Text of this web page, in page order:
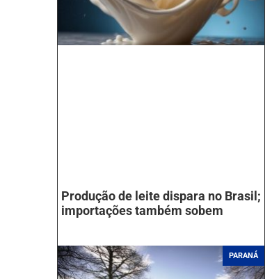
Produção de leite dispara no Brasil;
importações também sobem
PARANÁ